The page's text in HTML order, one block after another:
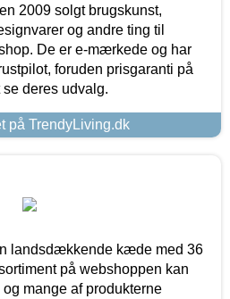
2009 solgt brugskunst,
og andre ting til
De er e-mærkede og har
foruden prisgaranti på
deres udvalg.
på TrendyLiving.dk
landsdækkende kæde med 36
på webshoppen kan
mange af produkterne